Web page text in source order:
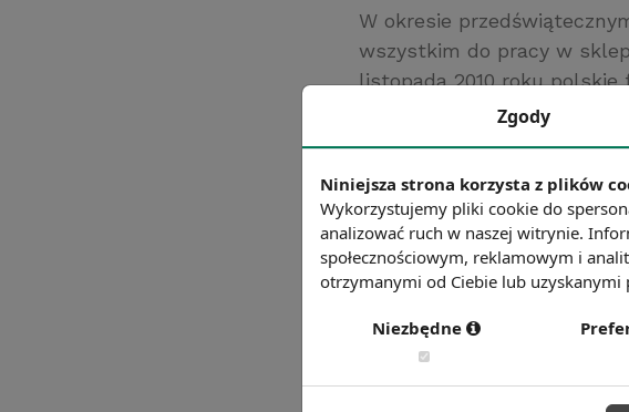
W okresie
wszystkim do pracy w
listopada 2010 roku
że 30% pracowników
Chcesz wiedzieć więcej?
Zgody
Niniejsza strona korzysta z plików
Wykorzystujemy pliki cookie do
analizować ruch w naszej witrynie.
społecznościowym, reklamowym i
otrzymanymi od Ciebie lub uzyskanymi
Niezbędne